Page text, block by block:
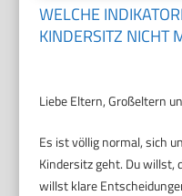
WELCHE
KINDERSITZ NICHT
Liebe Eltern, Großeltern
Es ist völlig normal, sich
Kindersitz geht. Du willst,
willst klare